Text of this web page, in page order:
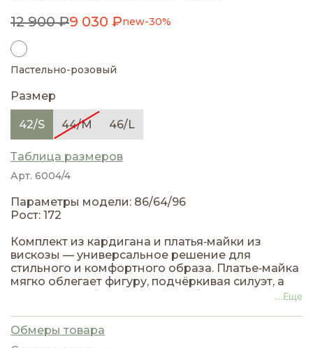
12 900 ₽9 030 ₽new-30%
Пастельно-розовый
Размер
42/S 44/M 46/L
Таблица размеров
Арт. 6004/4
Параметры модели: 86/64/96
Рост: 172
Комплект из кардигана и платья‑майки из
вискозы — универсальное решение для
стильного и комфортного образа. Платье‑майка
мягко облегает фигуру, подчёркивая силуэт, а
кардиган свободного кроя добавляет уют и
приятно охлаждает кожу, делая комплект
идеальным для тёплого сезона. Платье‑майку
...Еще
Обмеры товара